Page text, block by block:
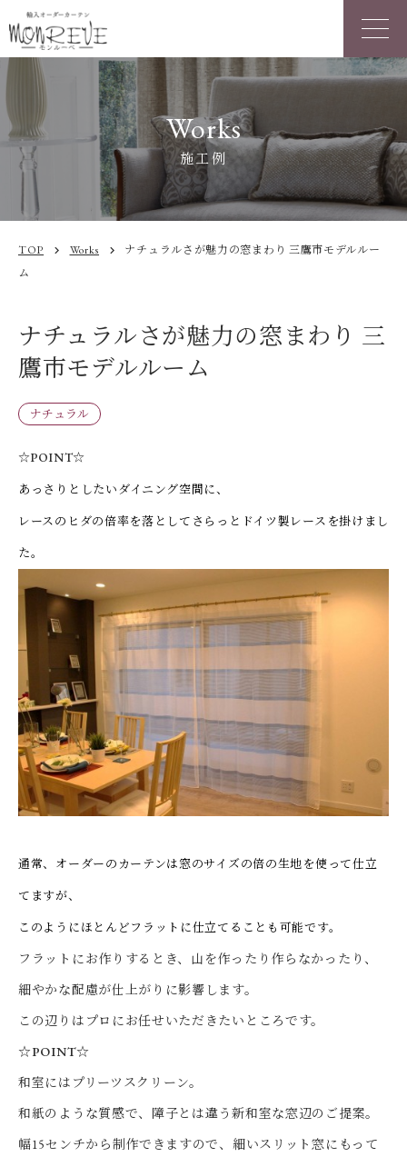
Works
施工例
TOP chevron_right Works chevron_right
ナチュラルさが魅力の窓まわり 三鷹市モデルルー
ム
ナチュラルさが魅力の窓まわり 三
鷹市モデルルーム
ナチュラル
☆POINT☆
あっさりとしたいダイニング空間に、
レースのヒダの倍率を落としてさらっとドイツ製レースを掛けまし
た。
通常、オーダーのカーテンは窓のサイズの倍の生地を使って仕立
てますが、
このようにほとんどフラットに仕立てることも可能です。
フラットにお作りするとき、山を作ったり作らなかったり、
細やかな配慮が仕上がりに影響します。
この辺りはプロにお任せいただきたいところです。
☆POINT☆
和室にはプリーツスクリーン。
和紙のような質感で、障子とは違う新和室な窓辺のご提案。
幅15センチから制作できますので、細いスリット窓にもって